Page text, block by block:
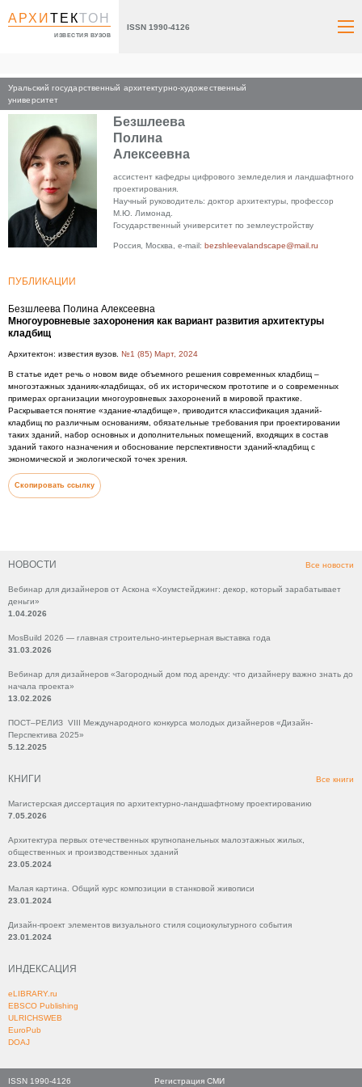
АРХИТЕКТОН
ИЗВЕСТИЯ ВУЗОВ
ISSN 1990-4126
Уральский государственный архитектурно-художественный
университет
НОВОСТИ Все новости
Вебинар для дизайнеров от Аскона «Хоумстейджинг: декор, который зарабатывает
деньги»
1.04.2026
MosBuild 2026 — главная строительно-интерьерная выставка года
31.03.2026
Вебинар для дизайнеров «Загородный дом под аренду: что дизайнеру важно знать до
начала проекта»
13.02.2026
ПОСТ–РЕЛИЗ VIII Международного конкурса молодых дизайнеров «Дизайн-
Перспектива 2025»
5.12.2025
КНИГИ Все книги
Магистерская диссертация по архитектурно-ландшафтному проектированию
7.05.2026
Архитектура первых отечественных крупнопанельных малоэтажных жилых,
общественных и производственных зданий
23.05.2024
Малая картина. Общий курс композиции в станковой живописи
23.01.2024
Дизайн-проект элементов визуального стиля социокультурного события
23.01.2024
ИНДЕКСАЦИЯ
eLIBRARY.ru
EBSCO Publishing
ULRICHSWEB
EuroPub
DOAJ
Главная
Безшлеева
Полина
Алексеевна
ассистент кафедры цифрового земледелия и ландшафтного
проектирования.
Научный руководитель: доктор архитектуры, профессор
М.Ю. Лимонад.
Государственный университет по землеустройству
Россия, Москва, e-mail: bezshleevalandscape@mail.ru
ПУБЛИКАЦИИ
Безшлеева Полина Алексеевна
Многоуровневые захоронения как вариант развития архитектуры
кладбищ
Архитектон: известия вузов. №1 (85) Март, 2024
В статье идет речь о новом виде объeмного решения современных кладбищ –
многоэтажных зданиях-кладбищах, об их историческом прототипе и о современных
примерах организации многоуровневых захоронений в мировой практике.
Раскрывается понятие «здание-кладбище», приводится классификация зданий-
кладбищ по различным основаниям, обязательные требования при проектировании
таких зданий, набор основных и дополнительных помещений, входящих в состав
зданий такого назначения и обоснование перспективности зданий-кладбищ с
экономической и экологической точек зрения.
Скопировать ссылку
ISSN 1990-4126
Регистрация СМИ